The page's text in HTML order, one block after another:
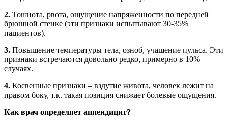
2. Тошнота, рвота, ощущение напряженности по передней
брюшной стенке (эти признаки испытывают 30-35%
пациентов).
3. Повышение температуры тела, озноб, учащение пульса. Эти
признаки встречаются довольно редко, примерно в 10%
случаях.
4. Косвенные признаки – вздутие живота, человек лежит на
правом боку, т.к. такая позиция снижает болевые ощущения.
Как врач определяет аппендицит?